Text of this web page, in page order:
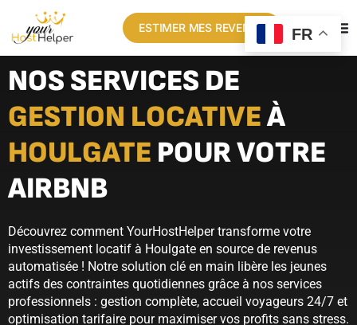
ESTIMER MES REVENUS
NOS SERVICES DE
GESTION LOCATIVEÀ
HOULGATE POUR VOTRE
AIRBNB
Découvrez comment YourHostHelper transforme votre
investissement locatif à Houlgate en source de revenus
automatisée ! Notre solution clé en main libère les jeunes
actifs des contraintes quotidiennes grâce à nos services
professionnels : gestion complète, accueil voyageurs 24/7 et
optimisation tarifaire pour maximiser vos profits sans stress.
FR